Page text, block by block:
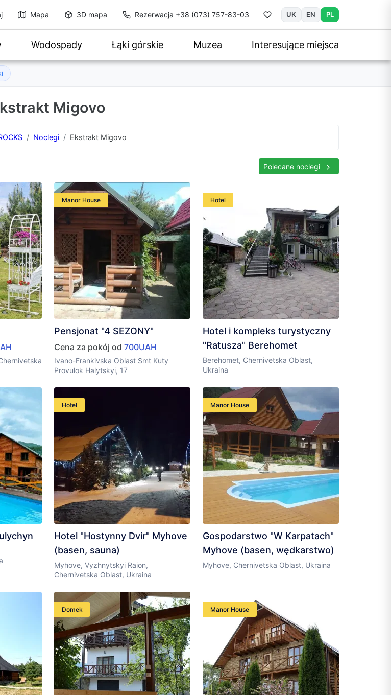
Mapa 3D mapa Rezerwacja +38 (073) 757-83-03 UK EN PL
Wodospady Łąki górskie Muzea Interesujące miejsca
Migovo
Noclegi Ekstrakt Migovo
Polecane noclegi
Manor House
Pensjonat "4 SEZONY"
Cena za pokój od 700UAH
Ivano-Frankivska Oblast Smt Kuty
Provulok Halytskyi, 17
Hotel
Hotel i kompleks turystyczny
"Ratusza" Berehomet
Berehomet, Chernivetska Oblast,
Ukraina
Hotel
Hotel "Hostynny Dvir" Myhove
(basen, sauna)
Myhove, Vyzhnytskyi Raion,
Chernivetska Oblast, Ukraina
Manor House
Gospodarstwo "W Karpatach"
Myhove (basen, wędkarstwo)
Myhove, Chernivetska Oblast, Ukraina
Domek Manor House